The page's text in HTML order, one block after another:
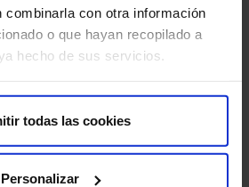
combinarla con otra información
o que hayan recopilado a
hecho de sus servicios.
todas las cookies
Personalizar
avisa amb antelació perquè ho
l’estudi. A més, si et sents
puguin ajudar-te a sentir-te més